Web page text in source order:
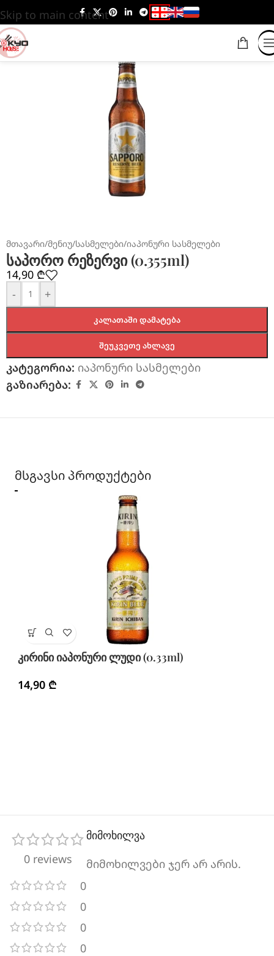
Skip to main content
მთავარი/მენიუ/სასმელები/იაპონური სასმელები
საპორო რეზერვი (0.355ml)
14,90 ₾
-
+
ᲙᲐᲚᲐᲗᲐᲨᲘ ᲓᲐᲛᲐᲢᲔᲑᲐ
ᲨᲔᲣᲙᲕᲔᲗᲔ ᲐᲮᲚᲐᲕᲔ
კატეგორია: იაპონური სასმელები
გაზიარება:
მსგავსი პროდუქტები
კირინი იაპონური ლუდი (0.33ml)
14,90 ₾
0 reviews
0
0
0
0
მიმოხილვა
მიმოხილვები ჯერ არ არის.